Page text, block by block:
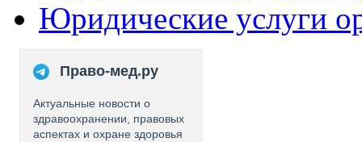
Юридические услуги
Право-мед.ру
Актуальные новости о
здравоохранении, правовых
аспектах и охране здоровья